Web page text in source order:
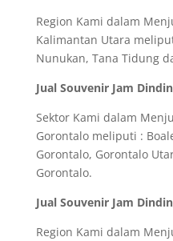
Region Kami dalam
Kalimantan Utara
Nunukan, Tana Tidung
Jual Souvenir Jam
Sektor Kami dalam
Gorontalo meliputi :
Gorontalo, Gorontalo
Gorontalo.
Jual Souvenir Jam
Region Kami dalam